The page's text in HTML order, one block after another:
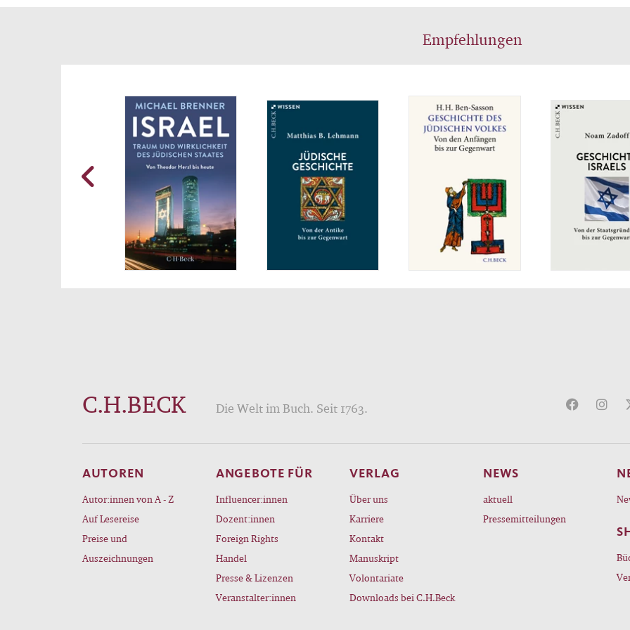
Empfehlungen
C.H.BECK Die Welt im Buch. Seit 1763.
AUTOREN
Autor:innen von A - Z
Auf Lesereise
Preise und
Auszeichnungen
ANGEBOTE FÜR
Influencer:innen
Dozent:innen
Foreign Rights
Handel
Presse & Lizenzen
Veranstalter:innen
VERLAG
Über uns
Karriere
Kontakt
Manuskript
Volontariate
Downloads bei C.H.Beck
NEWS
aktuell
Pressemitteilungen